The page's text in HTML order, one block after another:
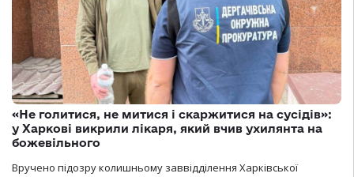
«Не голитися, не митися і скаржитися на сусідів»:
у Харкові викрили лікаря, який вчив ухилянта на
божевільного
Вручено підозру колишньому заввідділення Харківської